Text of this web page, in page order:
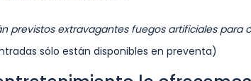
previstos extravagantes fuegos artificiales para
sólo están disponibles en preventa)